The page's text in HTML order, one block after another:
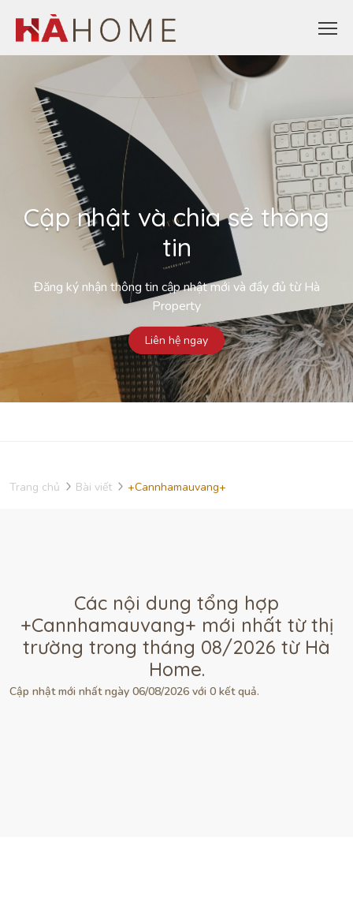
Cập nhật và chia sẻ thông
tin
Đăng ký nhận thông tin cập nhật mới và đầy đủ từ Hà
Property
Liên hệ ngay
Trang chủ Bài viết +Cannhamauvang+
Các nội dung tổng hợp
+Cannhamauvang+ mới nhất từ thị
trường trong tháng 08/2026 từ Hà
Home.
Cập nhật mới nhất ngày 06/08/2026 với 0 kết quả.